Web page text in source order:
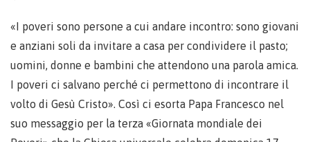
«I poveri sono persone a cui andare incontro: sono giovani
e anziani soli da invitare a casa per condividere il pasto;
uomini, donne e bambini che attendono una parola amica.
I poveri ci salvano perché ci permettono di incontrare il
volto di Gesù Cristo». Così ci esorta Papa Francesco nel
suo messaggio per la terza «Giornata mondiale dei